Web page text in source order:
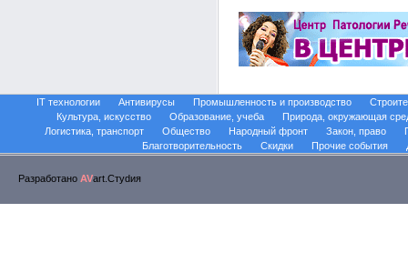
IT технологии Антивирусы Промышленность и производство
Культура, искусство
Образование, учеба
Природа, окружающая
Логистика, транспорт
Общество Народный фронт Закон, право
Благотворительность
Скидки Прочие события
Разработано AVart.Стуdия